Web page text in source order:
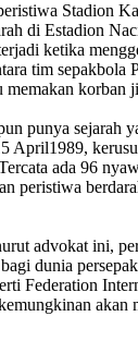
Stadion
di Estadion
ketika
tim sepakbola
memakan korban
punya sejarah
April1989,
ada 96
peristiwa
advokat ini,
dunia
Federation
akan